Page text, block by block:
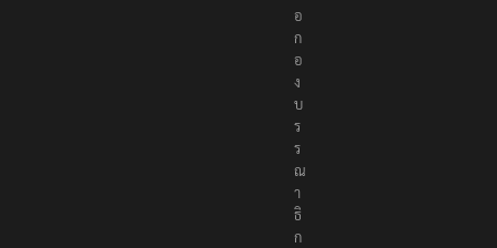
อ
ก
อ
ง
บ
ร
ร
ณ
า
ธิ
ก